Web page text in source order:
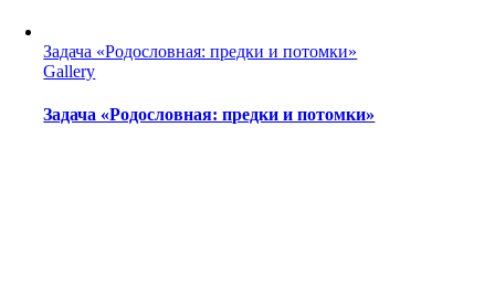
Задача «Родословная: предки и потомки»
Gallery
Задача «Родословная: предки и потомки»